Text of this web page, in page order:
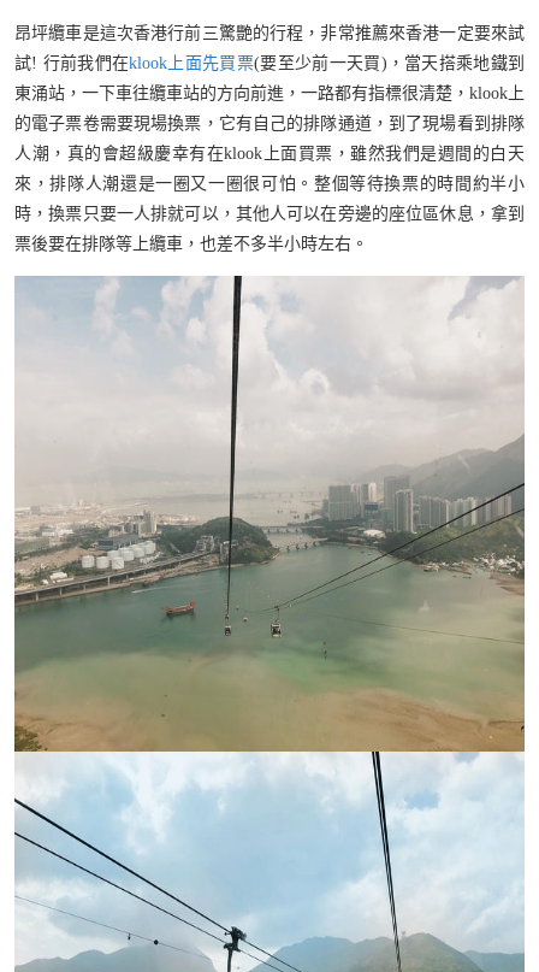
昂坪纜車是這次香港行前三驚艷的行程，非常推薦來香港一定要來試
試! 行前我們在klook上面先買票(要至少前一天買)，當天搭乘地鐵到
東涌站，一下車往纜車站的方向前進，一路都有指標很清楚，klook上
的電子票卷需要現場換票，它有自己的排隊通道，到了現場看到排隊
人潮，真的會超級慶幸有在klook上面買票，雖然我們是週間的白天
來，排隊人潮還是一圈又一圈很可怕。整個等待換票的時間約半小
時，換票只要一人排就可以，其他人可以在旁邊的座位區休息，拿到
票後要在排隊等上纜車，也差不多半小時左右。